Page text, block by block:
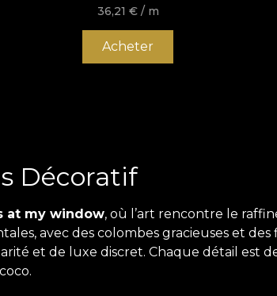
36,21 € / m
Acheter
Décoratif
at my window, où l’art rencontre le
avec des colombes gracieuses et
et de luxe discret. Chaque détail est